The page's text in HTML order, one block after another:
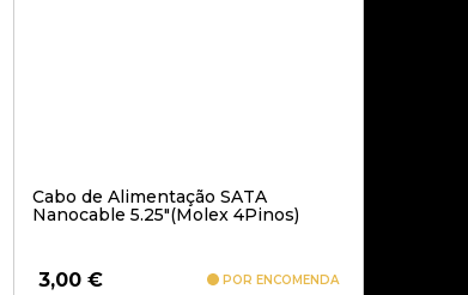
Cabo de Alimentação SATA
Nanocable 5.25″(Molex 4Pinos)
3,00 € POR ENCOMENDA